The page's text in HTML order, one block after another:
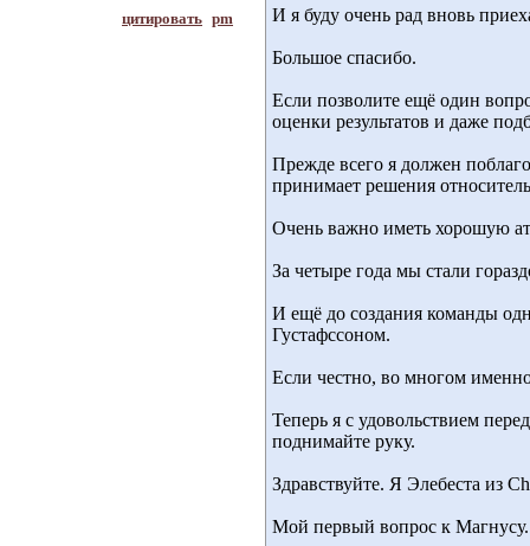
цитировать pm И я буду очень рад вновь
Большое спасибо.
Если позволите ещё один
оценки результатов и даже
Прежде всего я должен
принимает решения
Очень важно иметь хорошую
За четыре года мы стали
И ещё до создания команды
Густафссоном.
Если честно, во многом
Теперь я с удовольствием
поднимайте руку.
Здравствуйте. Я Элебеста из
Мой первый вопрос к Магнусу.